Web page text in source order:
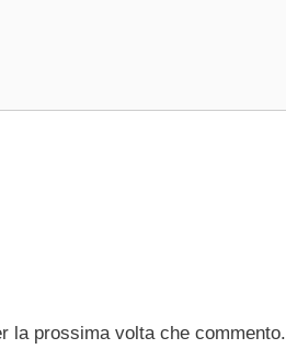
la prossima volta che commento.